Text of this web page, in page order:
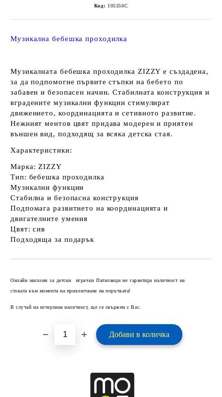
Код: 105350C
Музикална бебешка проходилка
Музикалната бебешка проходилка ZIZZY е създадена,
за да подпомогне първите стъпки на бебето по
забавен и безопасен начин. Стабилната конструкция и
вградените музикални функции стимулират
движението, координацията и сетивното развитие.
Нежният ментов цвят придава модерен и приятен
външен вид, подходящ за всяка детска стая.
Характеристики:
Марка: ZIZZY
Тип: бебешка проходилка
Музикални функции
Стабилна и безопасна конструкция
Подпомага развитието на координацията и
двигателните умения
Цвят: сив
Подходяща за подарък
Онлайн магазин за детски играчки Патиланци не гарантира наличност на
стоката към момента на приключване на поръчката!
В случай на изчерпана наличност, ще се свържем с Вас.